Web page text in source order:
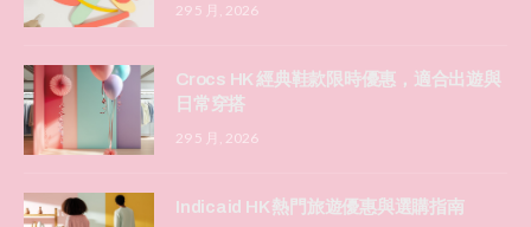
29 5 月, 2026
Crocs HK 經典鞋款限時優惠，適合出遊與
日常穿搭
29 5 月, 2026
Indicaid HK 熱門旅遊優惠與選購指南